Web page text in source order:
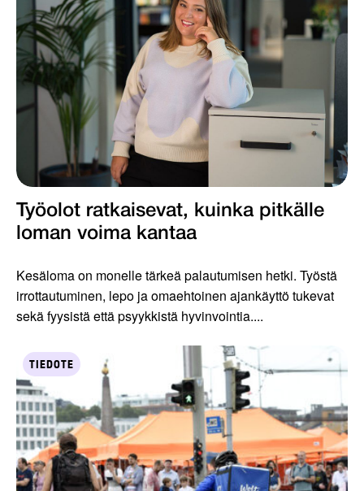
Työolot ratkaisevat, kuinka pitkälle
loman voima kantaa
Kesäloma on monelle tärkeä palautumisen hetki. Työstä
irrottautuminen, lepo ja omaehtoinen ajankäyttö tukevat
sekä fyysistä että psyykkistä hyvinvointia....
TIEDOTE